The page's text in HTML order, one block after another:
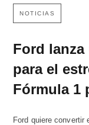
NOTICIAS
Ford
para el
Fórmula 1
Ford quiere convertir